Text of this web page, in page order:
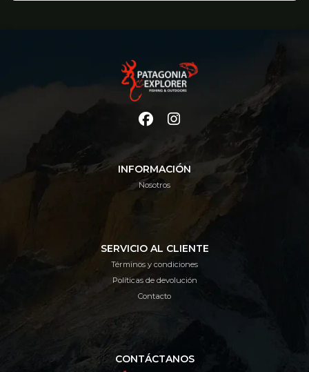
INFORMACIÓN
Nosotros
SERVICIO AL CLIENTE
Términos y condiciones
Políticas de devolución
Contacto
CONTÁCTANOS